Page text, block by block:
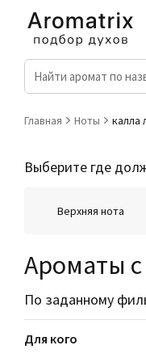
Главная Ноты калла
Выберите где
Верхняя нота
Ароматы
По заданному
Для кого